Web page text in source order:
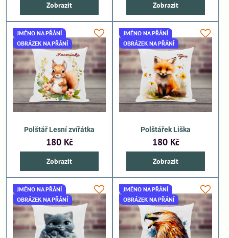
Zobrazit Zobrazit
JMÉNO NA PŘÁNÍ
OBRÁZEK NA PŘÁNÍ
Polštář Lesní zvířátka
180 Kč
Zobrazit
JMÉNO NA PŘÁNÍ
OBRÁZEK NA PŘÁNÍ
Polštářek Liška
180 Kč
Zobrazit
JMÉNO NA PŘÁNÍ
OBRÁZEK NA PŘÁNÍ
JMÉNO NA PŘÁNÍ
OBRÁZEK NA PŘÁNÍ